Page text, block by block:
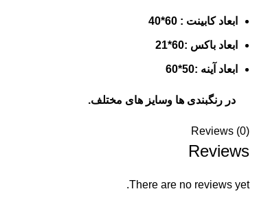
ابعاد کابینت : 60*40
ابعاد باکس :60*21
ابعاد آینه :50*60
در رنگبندی ها وسایز های مختلف.
Reviews (0)
Reviews
There are no reviews yet.